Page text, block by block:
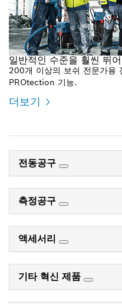
일반적인 수준을 훨씬 뛰
200개 이상의 보쉬 전문가용
PROtection 기능.
더보기
전동공구
측정공구
액세서리
기타 혁신 제품